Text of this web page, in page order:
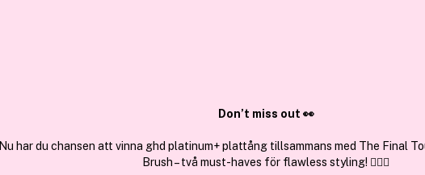
✓ Över
Don’t miss out 👀
Nu har du chansen att vinna ghd platinum+ plattång tillsammans med The Final
Brush – två must-haves för flawless styling! 💇‍♀️✨